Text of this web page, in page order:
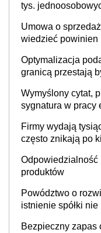
tys.
Umowa o
wiedzieć powinien
Optymalizacja
granicą przestają
Wymyślony cytat,
sygnatura w pracy
Firmy wydają
często znikają po
Odpowiedzialność
produktów
Powództwo o
istnienie spółki
Bezpieczny zapas